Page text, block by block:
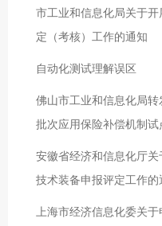
市工业和信息化局关于
定（考核）工作的通知
自动化测试理解误区
佛山市工业和信息化局
批次应用保险补偿机制
安徽省经济和信息化厅
技术装备申报评定工作的
上海市经济信息化委关